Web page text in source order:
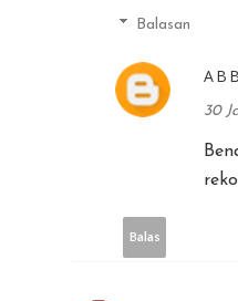
Balasan
30
Balas